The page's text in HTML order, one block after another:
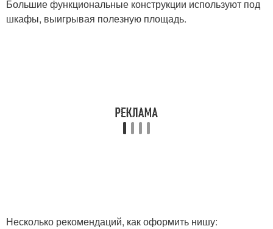
Большие функциональные конструкции используют под
шкафы, выигрывая полезную площадь.
Несколько рекомендаций, как оформить нишу: